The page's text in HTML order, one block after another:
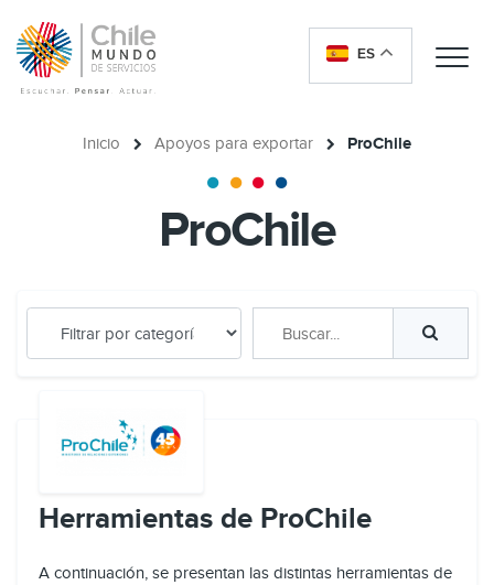
ES
Inicio Apoyos para exportar ProChile
ProChile
Herramientas de ProChile
A continuación, se presentan las distintas herramientas de